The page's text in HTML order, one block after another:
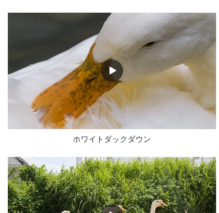
ホワイトダックダウン